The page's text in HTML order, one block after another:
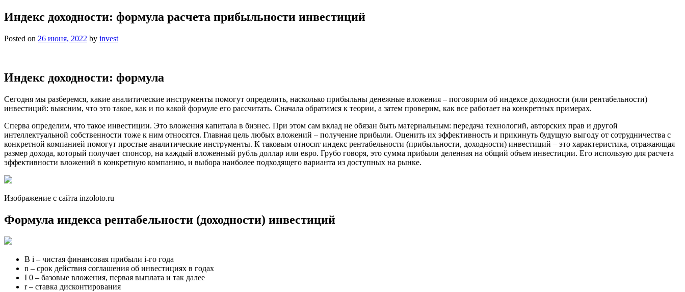
Индекс доходности: формула расчета прибыльности инвестиций
Posted on 26 июня, 2022 by invest
Индекс доходности: формула
Сегодня мы разберемся, какие аналитические инструменты помогут определить, насколько прибыльны денежные вложения – поговорим об индексе доходности (или рентабельности)
инвестиций: выясним, что это такое, как и по какой формуле его рассчитать. Сначала обратимся к теории, а затем проверим, как все работает на конкретных примерах.
Сперва определим, что такое инвестиции. Это вложения капитала в бизнес. При этом сам вклад не обязан быть материальным: передача технологий, авторских прав и другой
интеллектуальной собственности тоже к ним относятся. Главная цель любых вложений – получение прибыли. Оценить их эффективность и прикинуть будущую выгоду от сотрудничества с
конкретной компанией помогут простые аналитические инструменты. К таковым относят индекс рентабельности (прибыльности, доходности) инвестиций – это характеристика, отражающая
размер дохода, который получает спонсор, на каждый вложенный рубль доллар или евро. Грубо говоря, это сумма прибыли деленная на общий объем инвестиции. Его использую для расчета
эффективности вложений в конкретную компанию, и выбора наиболее подходящего варианта из доступных на рынке.
Изображение с сайта inzoloto.ru
Формула индекса рентабельности (доходности) инвестиций
B i – чистая финансовая прибыли i-го года
n – срок действия соглашения об инвестициях в годах
I 0 – базовые вложения, первая выплата и так далее
r – ставка дисконтирования